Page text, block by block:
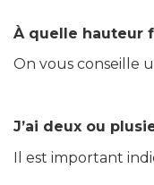
À quelle hauteur
On vous conseille
J’ai deux ou
Il est important